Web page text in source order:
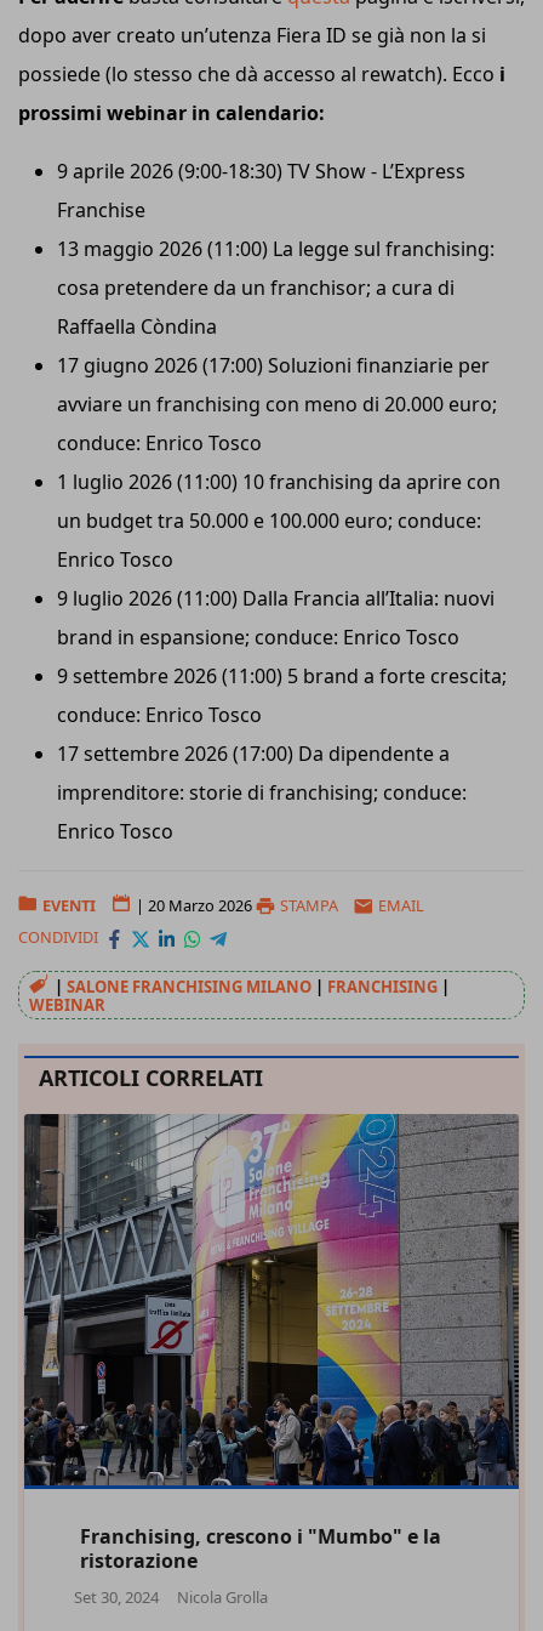
dopo aver creato un’utenza Fiera ID se già non la si
possiede (lo stesso che dà accesso al rewatch). Ecco i
prossimi webinar in calendario:
9 aprile 2026 (9:00-18:30) TV Show - L’Express
Franchise
13 maggio 2026 (11:00) La legge sul franchising:
cosa pretendere da un franchisor; a cura di
Raffaella Còndina
17 giugno 2026 (17:00) Soluzioni finanziarie per
avviare un franchising con meno di 20.000 euro;
conduce: Enrico Tosco
1 luglio 2026 (11:00) 10 franchising da aprire con
un budget tra 50.000 e 100.000 euro; conduce:
Enrico Tosco
9 luglio 2026 (11:00) Dalla Francia all’Italia: nuovi
brand in espansione; conduce: Enrico Tosco
9 settembre 2026 (11:00) 5 brand a forte crescita;
conduce: Enrico Tosco
17 settembre 2026 (17:00) Da dipendente a
imprenditore: storie di franchising; conduce:
Enrico Tosco
EVENTI | 20 Marzo 2026 STAMPA
EMAIL
CONDIVIDI
| SALONE FRANCHISING MILANO | FRANCHISING |
WEBINAR
ARTICOLI CORRELATI
Franchising, crescono i "Mumbo" e la
ristorazione
Set 30, 2024 Nicola Grolla